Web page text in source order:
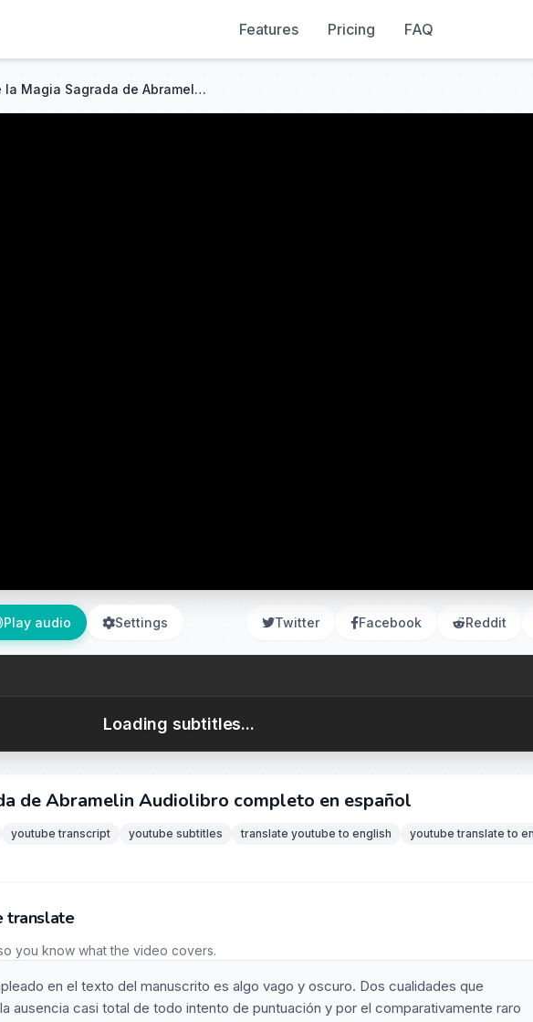
Features Pricing FAQ
El Libro de la Magia Sagrada de Abramelin Audiolibro completo en español
Play audio Settings Twitter Facebook Reddit
Loading subtitles...
de Abramelin Audiolibro completo en español
youtube transcript youtube subtitles translate youtube to english
youtube translate to
translate
you know what the video covers.
en el texto del manuscrito es algo vago y oscuro. Dos cualidades que
ausencia casi total de todo intento de puntuación y por el comparativamente raro